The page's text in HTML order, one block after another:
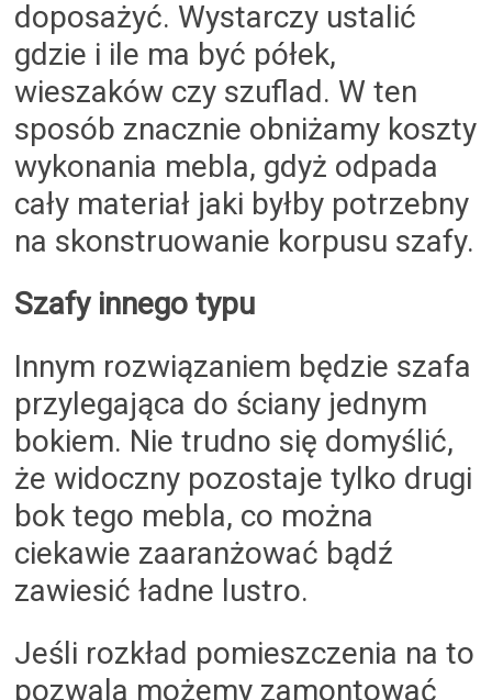
doposażyć. Wystarczy ustalić
gdzie i ile ma być półek,
wieszaków czy szuflad. W ten
sposób znacznie obniżamy koszty
wykonania mebla, gdyż odpada
cały materiał jaki byłby potrzebny
na skonstruowanie korpusu szafy.
Szafy innego typu
Innym rozwiązaniem będzie szafa
przylegająca do ściany jednym
bokiem. Nie trudno się domyślić,
że widoczny pozostaje tylko drugi
bok tego mebla, co można
ciekawie zaaranżować bądź
zawiesić ładne lustro.
Jeśli rozkład pomieszczenia na to
pozwala możemy zamontować